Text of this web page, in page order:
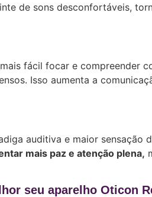
de sons desconfortáveis,
fácil focar e compreender
Isso aumenta a
auditiva e maior sensação
mais paz e atenção plena,
seu aparelho Oticon